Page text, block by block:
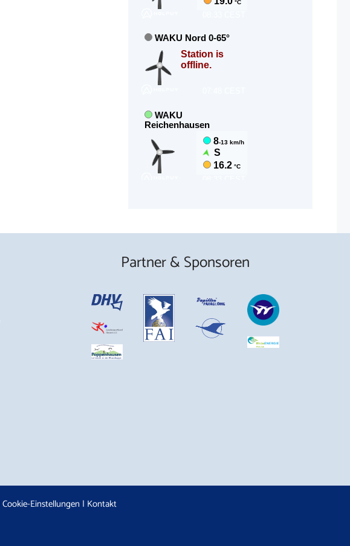
Partner & Sponsoren
Cookie-Einstellungen | Kontakt